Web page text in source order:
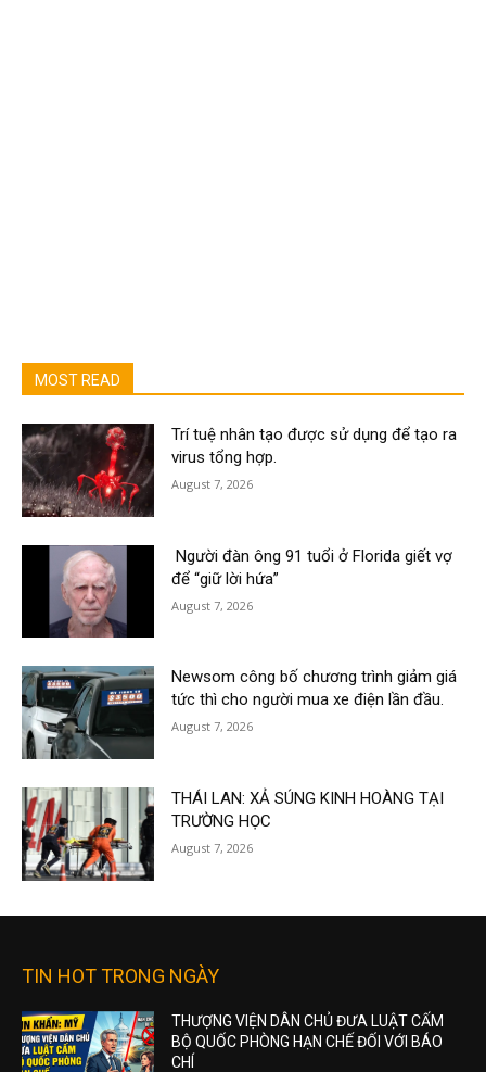
MOST READ
Trí tuệ nhân tạo được sử dụng để tạo ra
virus tổng hợp.
August 7, 2026
Người đàn ông 91 tuổi ở Florida giết vợ
để “giữ lời hứa”
August 7, 2026
Newsom công bố chương trình giảm giá
tức thì cho người mua xe điện lần đầu.
August 7, 2026
THÁI LAN: XẢ SÚNG KINH HOÀNG TẠI
TRƯỜNG HỌC
August 7, 2026
TIN HOT TRONG NGÀY
THƯỢNG VIỆN DÂN CHỦ ĐƯA LUẬT CẤM
BỘ QUỐC PHÒNG HẠN CHẾ ĐỐI VỚI BÁO
CHÍ